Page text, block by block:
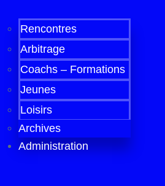
Rencontres
Arbitrage
Coachs – Formations
Jeunes
Loisirs
Archives
Administration